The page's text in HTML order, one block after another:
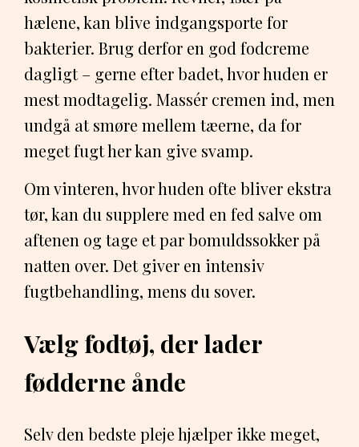
hælene, kan blive indgangsporte for
bakterier. Brug derfor en god fodcreme
dagligt – gerne efter badet, hvor huden er
mest modtagelig. Massér cremen ind, men
undgå at smøre mellem tæerne, da for
meget fugt her kan give svamp.
Om vinteren, hvor huden ofte bliver ekstra
tør, kan du supplere med en fed salve om
aftenen og tage et par bomuldssokker på
natten over. Det giver en intensiv
fugtbehandling, mens du sover.
Vælg fodtøj, der lader
fødderne ånde
Selv den bedste pleje hjælper ikke meget,